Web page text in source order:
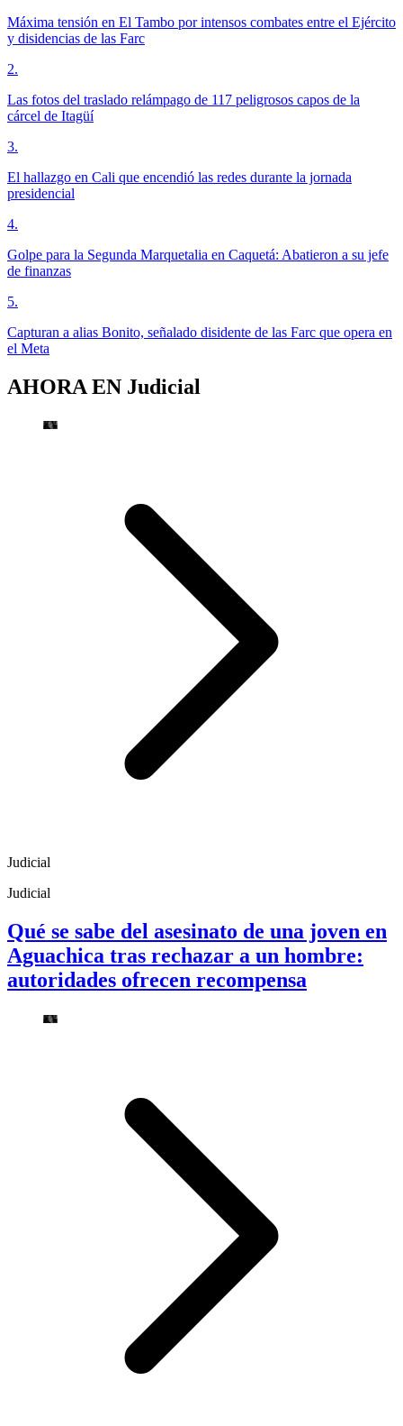
Máxima tensión en El Tambo por intensos combates entre el Ejército
y disidencias de las Farc
2.
Las fotos del traslado relámpago de 117 peligrosos capos de la
cárcel de Itagüí
3.
El hallazgo en Cali que encendió las redes durante la jornada
presidencial
4.
Golpe para la Segunda Marquetalia en Caquetá: Abatieron a su jefe
de finanzas
5.
Capturan a alias Bonito, señalado disidente de las Farc que opera en
el Meta
AHORA EN Judicial
Judicial
Judicial
Qué se sabe del asesinato de una joven en
Aguachica tras rechazar a un hombre:
autoridades ofrecen recompensa